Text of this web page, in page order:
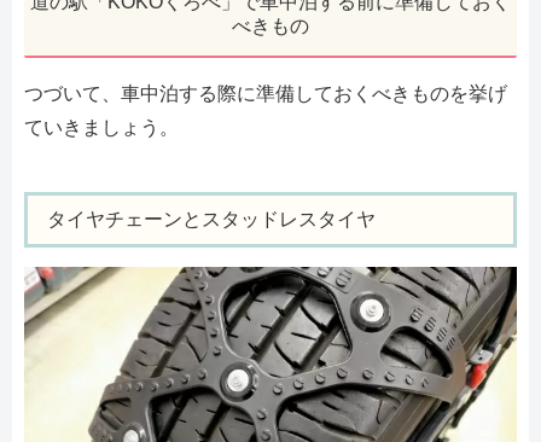
べきもの
つづいて、車中泊する際に準備しておくべきものを挙げ
ていきましょう。
タイヤチェーンとスタッドレスタイヤ